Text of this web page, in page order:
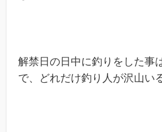
解禁日の日中に釣りをした事
で、どれだけ釣り人が沢山い